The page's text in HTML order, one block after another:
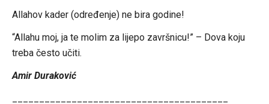
Allahov kader (određenje) ne bira godine!
“Allahu moj, ja te molim za lijepo završnicu!” – Dova koju
treba često učiti.
Amir Duraković